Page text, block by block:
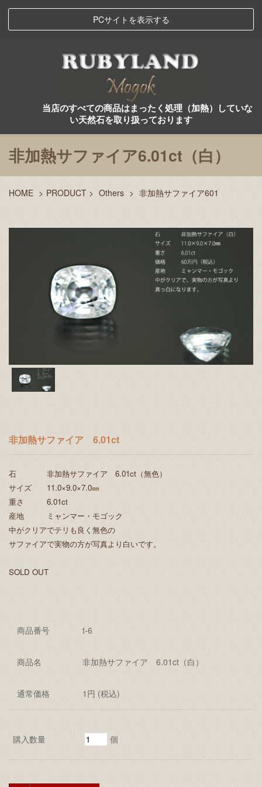
PCサイトを表示する
当店のすべての商品はまったく処理（加熱）していな
い天然石を取り扱っております
非加熱サファイア6.01ct（白）
HOME > PRODUCT > Others > 非加熱サファイア601
非加熱サファイア 6.01ct
石 非加熱サファイア 6.01ct（無色）
サイズ 11.0×9.0×7.0㎜
重さ 6.01ct
産地 ミャンマー・モゴック
中がクリアでテリも良く無色の
サファイアで実物の方が写真より白いです。
SOLD OUT
商品番号 t-6
商品名 非加熱サファイア 6.01ct（白）
通常価格 1円 (税込)
購入数量 個